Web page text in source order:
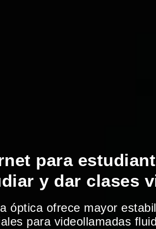
para
y dar clases
óptica ofrece mayor
para videollamadas